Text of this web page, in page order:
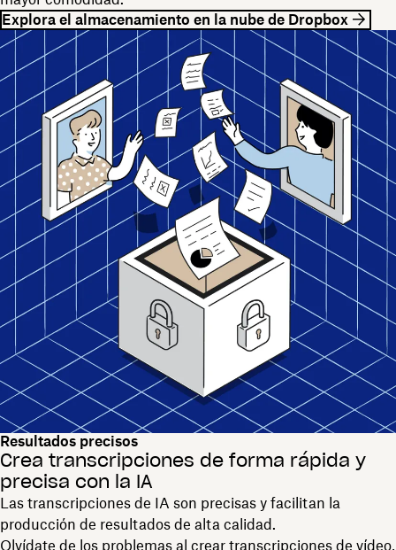
Explora el almacenamiento en la nube de Dropbox
Resultados precisos
Crea transcripciones de forma rápida y
precisa con la IA
Las transcripciones de IA son precisas y facilitan la
producción de resultados de alta calidad.
Olvídate de los problemas al crear transcripciones de vídeo,